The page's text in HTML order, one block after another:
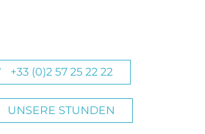
+33 (0)2 57 25 22 22
UNSERE STUNDEN